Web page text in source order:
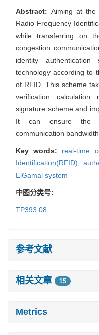
Abstract: Aiming at the
Radio Frequency
while transferring on
congestion
identity
technology according to
of RFID. This scheme
verification calculation
signature scheme and
It can ensure the
communication bandwidth.
Key words: real-time
Identification(RFID),
ElGamal system
中图分类号:
TP393.08
参考文献
相关文章 15
Metrics